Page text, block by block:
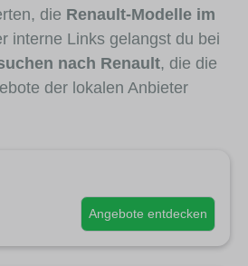
die Renault-Modelle im
interne Links gelangst du bei
nach Renault, die die
der lokalen Anbieter
Angebote entdecken